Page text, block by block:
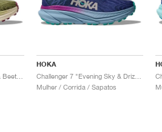
HOKA
Challenger 7 "Evening Sky & Drizzle"
Mulher / Corrida / Sapatos